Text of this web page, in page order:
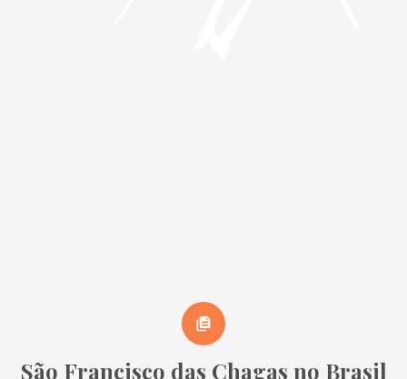
São Francisco das Chagas no Brasil